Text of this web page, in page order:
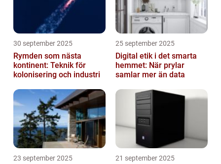
30 september 2025
Rymden som nästa
kontinent: Teknik för
kolonisering och industri
25 september 2025
Digital etik i det smarta
hemmet: När prylar
samlar mer än data
23 september 2025 21 september 2025